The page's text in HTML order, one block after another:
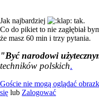
Jak najbardziej
tak.
Co do pikiet to nie zagłębiał
że masz 60 min i trzy pytania.
"Być narodowi
techników polskich.
Goście nie mogą oglądać
się lub Zalogować